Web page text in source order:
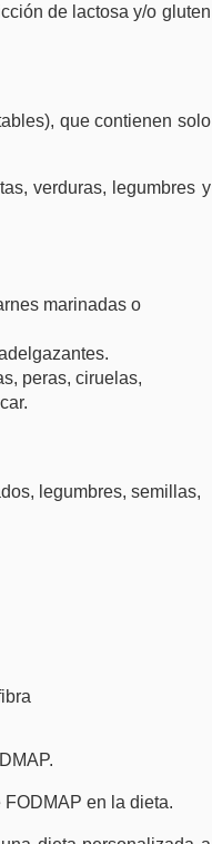
de lactosa y/o gluten
), que contienen solo
verduras, legumbres y
marinadas o
peras, ciruelas,
legumbres, semillas,
en la dieta.